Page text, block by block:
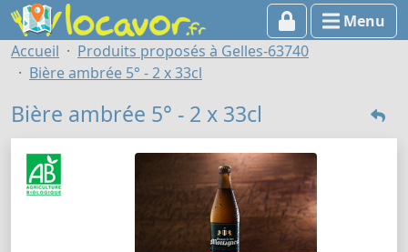
Menu
Accueil
Produits proposés à Gelles-63740
Bière ambrée 5° - 2 x 33cl
Bière ambrée 5° - 2 x 33cl